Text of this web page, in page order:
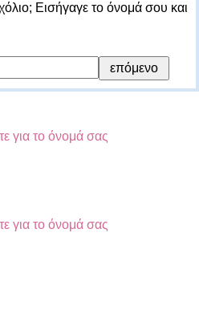
Εισήγαγε το όνομά σου και
για το όνομά σας
για το όνομά σας